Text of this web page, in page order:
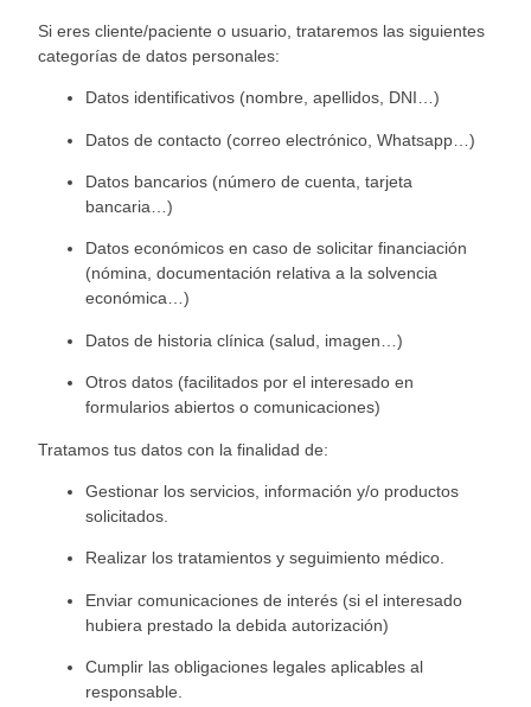
Si eres cliente/paciente o usuario, trataremos las siguientes
categorías de datos personales:
Datos identificativos (nombre, apellidos, DNI…)
Datos de contacto (correo electrónico, Whatsapp…)
Datos bancarios (número de cuenta, tarjeta
bancaria…)
Datos económicos en caso de solicitar financiación
(nómina, documentación relativa a la solvencia
económica…)
Datos de historia clínica (salud, imagen…)
Otros datos (facilitados por el interesado en
formularios abiertos o comunicaciones)
Tratamos tus datos con la finalidad de:
Gestionar los servicios, información y/o productos
solicitados.
Realizar los tratamientos y seguimiento médico.
Enviar comunicaciones de interés (si el interesado
hubiera prestado la debida autorización)
Cumplir las obligaciones legales aplicables al
responsable.